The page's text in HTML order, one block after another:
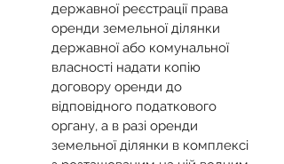
державної реєстрації права
оренди земельної ділянки
державної або комунальної
власності надати копію
договору оренди до
відповідного податкового
органу, а в разі оренди
земельної ділянки в комплексі